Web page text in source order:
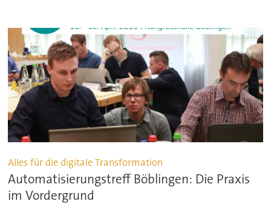
Alles für die digitale Transformation
Automatisierungstreff Böblingen: Die Praxis
im Vordergrund